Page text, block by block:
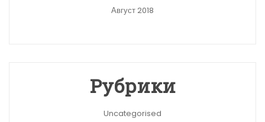
Август 2018
Рубрики
Uncategorised